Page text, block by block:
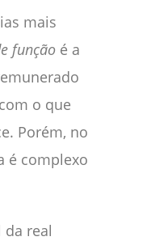
mais
função é a
o que
Porém, no
é complexo
da real